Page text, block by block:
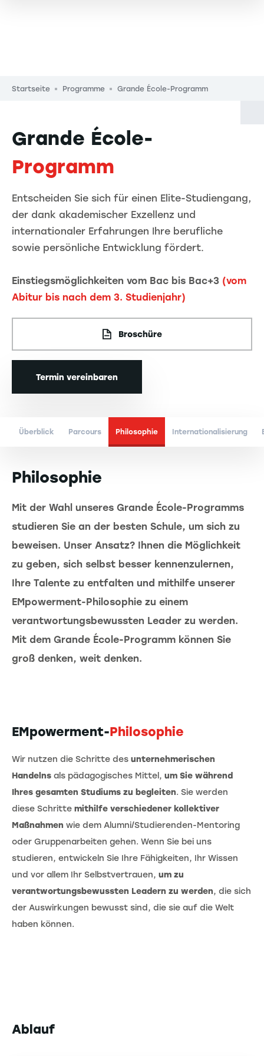
Pfadnavigation
Startseite Programme Grande École-Programm
Grande École-
Programm
Entscheiden Sie sich für einen Elite-Studiengang,
der dank akademischer Exzellenz und
internationaler Erfahrungen Ihre berufliche
sowie persönliche Entwicklung fördert.
Einstiegsmöglichkeiten vom Bac bis Bac+3 (vom
Abitur bis nach dem 3. Studienjahr)
Broschüre
Termin vereinbaren
Überblick Parcours Philosophie Internationalisierung
Philosophie
Mit der Wahl unseres Grande École-Programms
studieren Sie an der besten Schule, um sich zu
beweisen. Unser Ansatz? Ihnen die Möglichkeit
zu geben, sich selbst besser kennenzulernen,
Ihre Talente zu entfalten und mithilfe unserer
EMpowerment-Philosophie zu einem
verantwortungsbewussten Leader zu werden.
Mit dem Grande École-Programm können Sie
groß denken, weit denken.
EMpowerment-Philosophie
Wir nutzen die Schritte des unternehmerischen
Handelns als pädagogisches Mittel, um Sie während
Ihres gesamten Studiums zu begleiten. Sie werden
diese Schritte mithilfe verschiedener kollektiver
Maßnahmen wie dem Alumni/Studierenden-Mentoring
oder Gruppenarbeiten gehen. Wenn Sie bei uns
studieren, entwickeln Sie Ihre Fähigkeiten, Ihr Wissen
und vor allem Ihr Selbstvertrauen, um zu
verantwortungsbewussten Leadern zu werden, die sich
der Auswirkungen bewusst sind, die sie auf die Welt
haben können.
Ablauf